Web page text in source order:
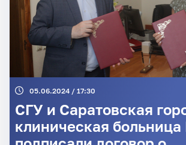
05.06.2024 / 17:30
СГУ и Саратовская
клиническая